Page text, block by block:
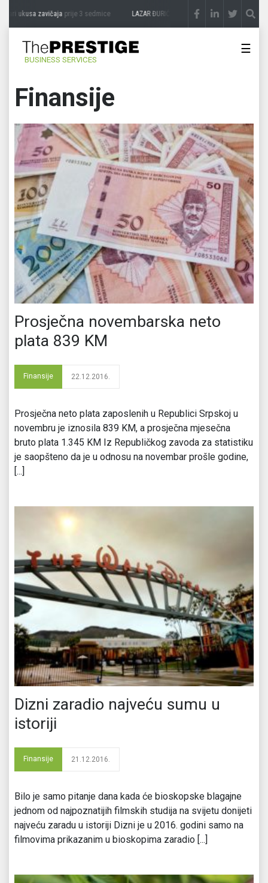
zavičaja prije 3 sedmice LAZAR ĐURIĆ: Promocija potencijal pretvara u
BUSINESS SERVICES
☰
Finansije
Prosječna novembarska neto
plata 839 KM
Finansije 22.12.2016.
Prosječna neto plata zaposlenih u Republici Srpskoj u
novembru je iznosila 839 KM, a prosječna mjesečna
bruto plata 1.345 KM Iz Republičkog zavoda za statistiku
je saopšteno da je u odnosu na novembar prošle godine,
[...]
Dizni zaradio najveću sumu u
istoriji
Finansije 21.12.2016.
Bilo je samo pitanje dana kada će bioskopske blagajne
jednom od najpoznatijih filmskih studija na svijetu donijeti
najveću zaradu u istoriji Dizni je u 2016. godini samo na
filmovima prikazanim u bioskopima zaradio [...]